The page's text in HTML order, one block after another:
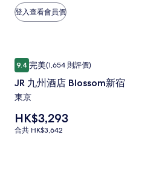
片
更
多
準
價
的
登入查看會員價
JR
九
州
酒
店
Blossom
9.49.4 分 (滿分為 10 分)，完美，(1,654 則評價)
完美(1,654 則評價)
JR 九州酒店 Blossom新宿
東京
價
格
HK$3,293
合
合共 HK$3,642
JR 九州酒店 Blossom新宿